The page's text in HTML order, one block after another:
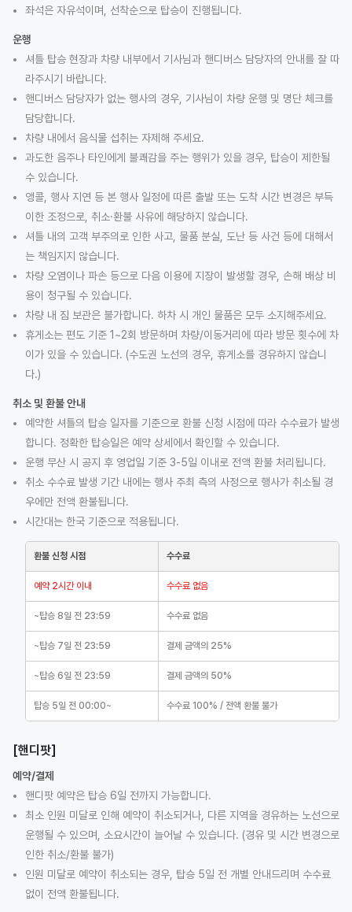
좌석은 자유석이며, 선착순으로 탑승이 진행됩니다.
운행
셔틀 탑승 현장과 차량 내부에서 기사님과 핸디버스 담당자의 안내를 잘 따
라주시기 바랍니다.
핸디버스 담당자가 없는 행사의 경우, 기사님이 차량 운행 및 명단 체크를
담당합니다.
차량 내에서 음식물 섭취는 자제해 주세요.
과도한 음주나 타인에게 불쾌감을 주는 행위가 있을 경우, 탑승이 제한될
수 있습니다.
앵콜, 행사 지연 등 본 행사 일정에 따른 출발 또는 도착 시간 변경은 부득
이한 조정으로, 취소·환불 사유에 해당하지 않습니다.
셔틀 내의 고객 부주의로 인한 사고, 물품 분실, 도난 등 사건 등에 대해서
는 책임지지 않습니다.
차량 오염이나 파손 등으로 다음 이용에 지장이 발생할 경우, 손해 배상 비
용이 청구될 수 있습니다.
차량 내 짐 보관은 불가합니다. 하차 시 개인 물품은 모두 소지해주세요.
휴게소는 편도 기준 1~2회 방문하며 차량/이동거리에 따라 방문 횟수에 차
이가 있을 수 있습니다. (수도권 노선의 경우, 휴게소를 경유하지 않습니
다.)
취소 및 환불 안내
예약한 셔틀의 탑승 일자를 기준으로 환불 신청 시점에 따라 수수료가 발생
합니다. 정확한 탑승일은 예약 상세에서 확인할 수 있습니다.
운행 무산 시 공지 후 영업일 기준 3-5일 이내로 전액 환불 처리됩니다.
취소 수수료 발생 기간 내에는 행사 주최 측의 사정으로 행사가 취소될 경
우에만 전액 환불됩니다.
시간대는 한국 기준으로 적용됩니다.
환불 신청 시점 수수료
예약 2시간 이내 수수료 없음
~탑승 8일 전 23:59 수수료 없음
~탑승 7일 전 23:59 결제 금액의 25%
~탑승 6일 전 23:59 결제 금액의 50%
탑승 5일 전 00:00~ 수수료 100% / 전액 환불 불가
[핸디팟]
예약/결제
핸디팟 예약은 탑승 6일 전까지 가능합니다.
최소 인원 미달로 인해 예약이 취소되거나, 다른 지역을 경유하는 노선으로
운행될 수 있으며, 소요시간이 늘어날 수 있습니다. (경유 및 시간 변경으로
인한 취소/환불 불가)
인원 미달로 예약이 취소되는 경우, 탑승 5일 전 개별 안내드리며 수수료
없이 전액 환불됩니다.